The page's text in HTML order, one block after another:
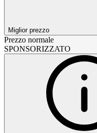
Miglior prezzo
Prezzo normale
SPONSORIZZATO